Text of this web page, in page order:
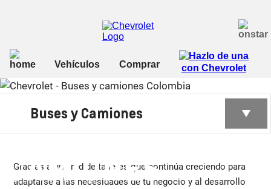
POSVENTA
BUSES Y
CAMIONES
Buses y Camiones
Gracias a una red de talleres que continúa creciendo para
adaptarse a las necesidades de tu negocio y al desarrollo